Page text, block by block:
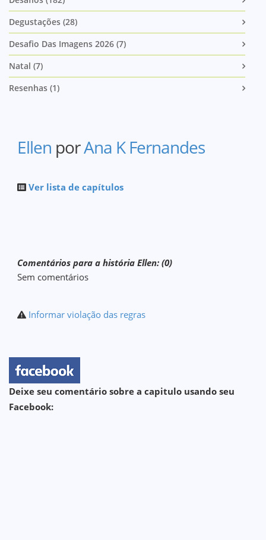
Degustações (28)
Desafio Das Imagens 2026 (7)
Natal (7)
Resenhas (1)
Ellen porAna K Fernandes
Ver lista de capítulos
Comentários para a história Ellen: (0)
Sem comentários
Informar violação das regras
Deixe seu comentário sobre a capitulo usando seu
Facebook: